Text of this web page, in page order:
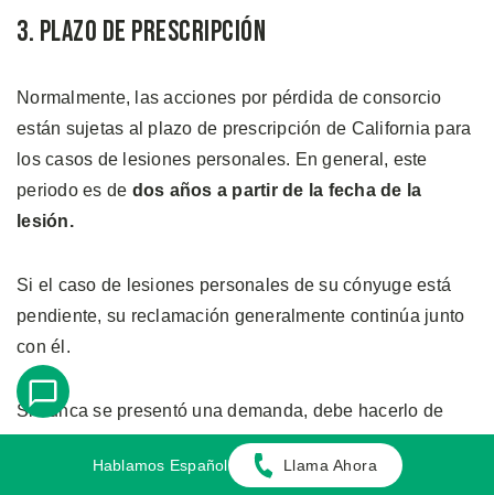
3. Plazo de Prescripción
Normalmente, las acciones por pérdida de consorcio
están sujetas al plazo de prescripción de California para
los casos de lesiones personales. En general, este
periodo es de dos años a partir de la fecha de la
lesión.
Si el caso de lesiones personales de su cónyuge está
pendiente, su reclamación generalmente continúa junto
con él.
Si nunca se presentó una demanda, debe hacerlo de
forma independiente dentro del plazo legal. De lo
contrario, perderá permanentemente el derecho a
Hablamos Español Llama Ahora